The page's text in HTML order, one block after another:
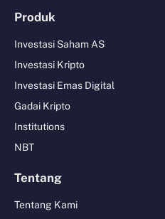
Produk
Investasi Saham AS
Investasi Kripto
Investasi Emas Digital
Gadai Kripto
Institutions
NBT
Tentang
Tentang Kami